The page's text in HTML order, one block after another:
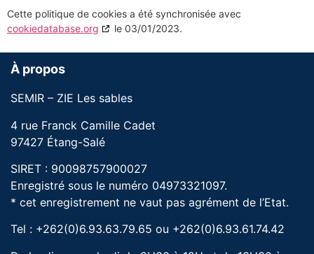
Cette politique de cookies a été synchronisée avec
cookiedatabase.org
le 03/01/2023.
À propos
SEMIR – ZIE Les sables
4 rue Franck Camille Cadet
97427 Étang-Salé
SIRET : 90098757900027
Enregistré sous le numéro 04973321097.
* cet enregistrement ne vaut pas agrément de l’Etat.
Tel : +262(0)6.93.63.79.65 ou +262(0)6.93.61.74.42